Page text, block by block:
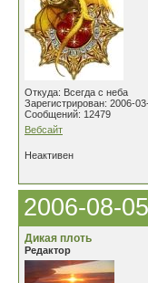
Откуда: Всегда с неба
Зарегистрирован: 2006-
Сообщений: 12479
Вебсайт
Неактивен
2006-08-
Дикая плоть
Редактор